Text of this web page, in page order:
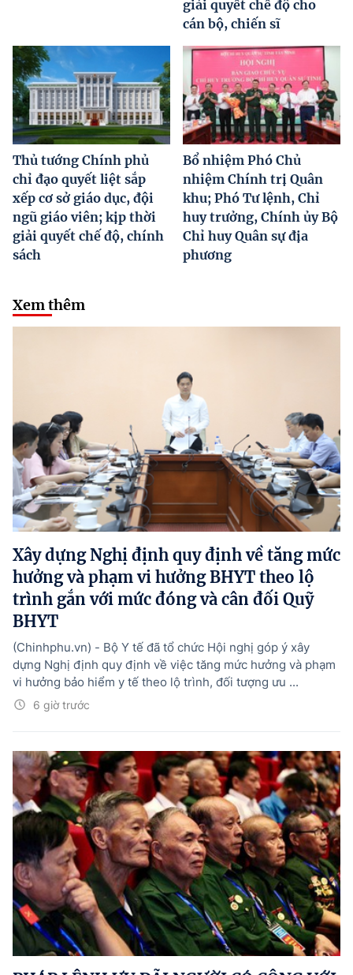
giải quyết chế độ cho
cán bộ, chiến sĩ
Thủ tướng Chính phủ
chỉ đạo quyết liệt sắp
xếp cơ sở giáo dục, đội
ngũ giáo viên; kịp thời
giải quyết chế độ, chính
sách
Bổ nhiệm Phó Chủ
nhiệm Chính trị Quân
khu; Phó Tư lệnh, Chỉ
huy trưởng, Chính ủy Bộ
Chỉ huy Quân sự địa
phương
Xem thêm
Xây dựng Nghị định quy định về tăng mức
hưởng và phạm vi hưởng BHYT theo lộ
trình gắn với mức đóng và cân đối Quỹ
BHYT
6 giờ trước
(Chinhphu.vn) - Bộ Y tế đã tổ chức Hội nghị góp ý xây
dựng Nghị định quy định về việc tăng mức hưởng và phạm
vi hưởng bảo hiểm y tế theo lộ trình, đối tượng ưu ...